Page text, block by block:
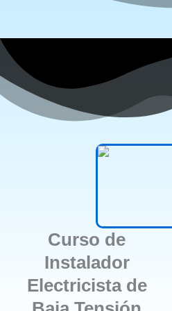
Curso de
Instalador
Electricista de